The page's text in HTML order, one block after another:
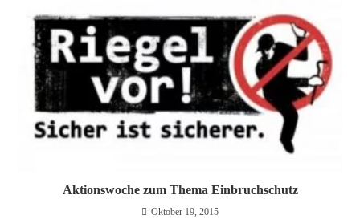
Aktionswoche zum Thema Einbruchschutz
Oktober 19, 2015